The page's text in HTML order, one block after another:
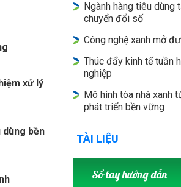
xử lý
bền
Ngành hàng tiêu dùng
chuyển đổi số
Công nghệ xanh mở
Thúc đẩy kinh tế tuần
nghiệp
Mô hình tòa nhà xanh
phát triển bền vững
TÀI LIỆU
Sổ tay hướng dẫn